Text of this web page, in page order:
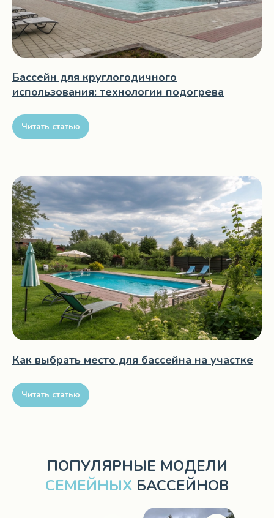
Бассейн для круглогодичного
использования: технологии подогрева
Читать статью
Как выбрать место для бассейна на участке
Читать статью
ПОПУЛЯРНЫЕ МОДЕЛИ
СЕМЕЙНЫХ БАССЕЙНОВ